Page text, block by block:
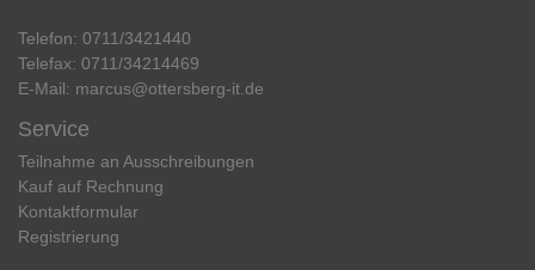
Telefon: 0711/3421440
Telefax: 0711/34214469
E-Mail: marcus@ottersberg-it.de
Service
Teilnahme an Ausschreibungen
Kauf auf Rechnung
Kontaktformular
Registrierung